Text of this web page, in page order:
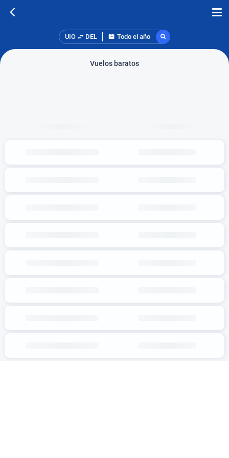
UIO DEL Todo el año
Vuelos baratos